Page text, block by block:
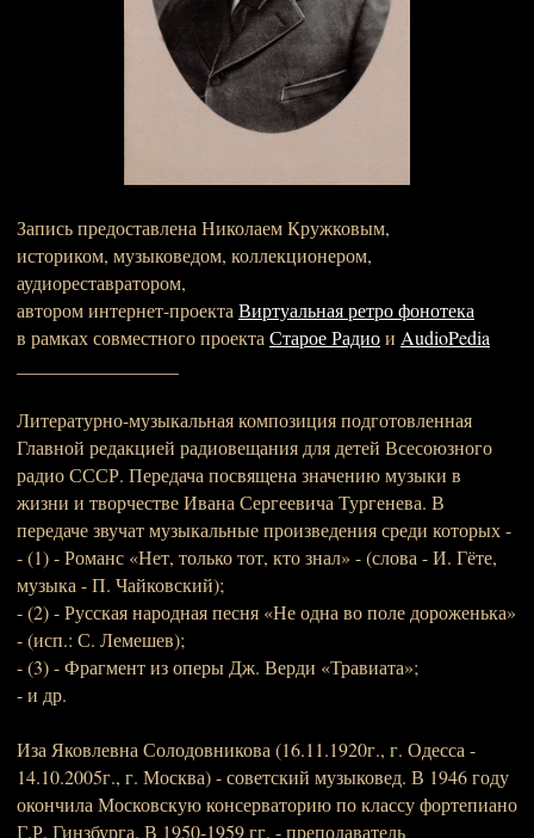
Запись предоставлена Николаем Кружковым,
историком, музыковедом, коллекционером,
аудиореставратором,
автором интернет-проекта Виртуальная ретро фонотека
в рамках совместного проекта Старое Радиои AudioPedia
Литературно-музыкальная композиция подготовленная
Главной редакцией радиовещания для детей Всесоюзного
радио СССР. Передача посвящена значению музыки в
жизни и творчестве Ивана Сергеевича Тургенева. В
передаче звучат музыкальные произведения среди которых -
- (1) - Романс «Нет, только тот, кто знал» - (слова - И. Гёте,
музыка - П. Чайковский);
- (2) - Русская народная песня «Не одна во поле дороженька»
- (исп.: С. Лемешев);
- (3) - Фрагмент из оперы Дж. Верди «Травиата»;
- и др.
Иза Яковлевна Солодовникова (16.11.1920г., г. Одесса -
14.10.2005г., г. Москва) - советский музыковед. В 1946 году
окончила Московскую консерваторию по классу фортепиано
Г.Р. Гинзбурга. В 1950-1959 гг. - преподаватель